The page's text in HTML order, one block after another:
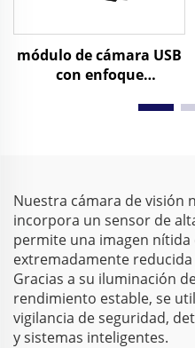
módulo de cámara USB
con enfoque
0,003 lux para baja
HD sin controlador
Nuestra cámara de
incorpora un sensor de
permite una imagen nítida
extremadamente
Gracias a su iluminación
rendimiento estable, se
vigilancia de seguridad,
y sistemas inteligentes.